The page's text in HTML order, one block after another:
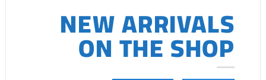
NEW ARRIVALS
ON THE SHOP